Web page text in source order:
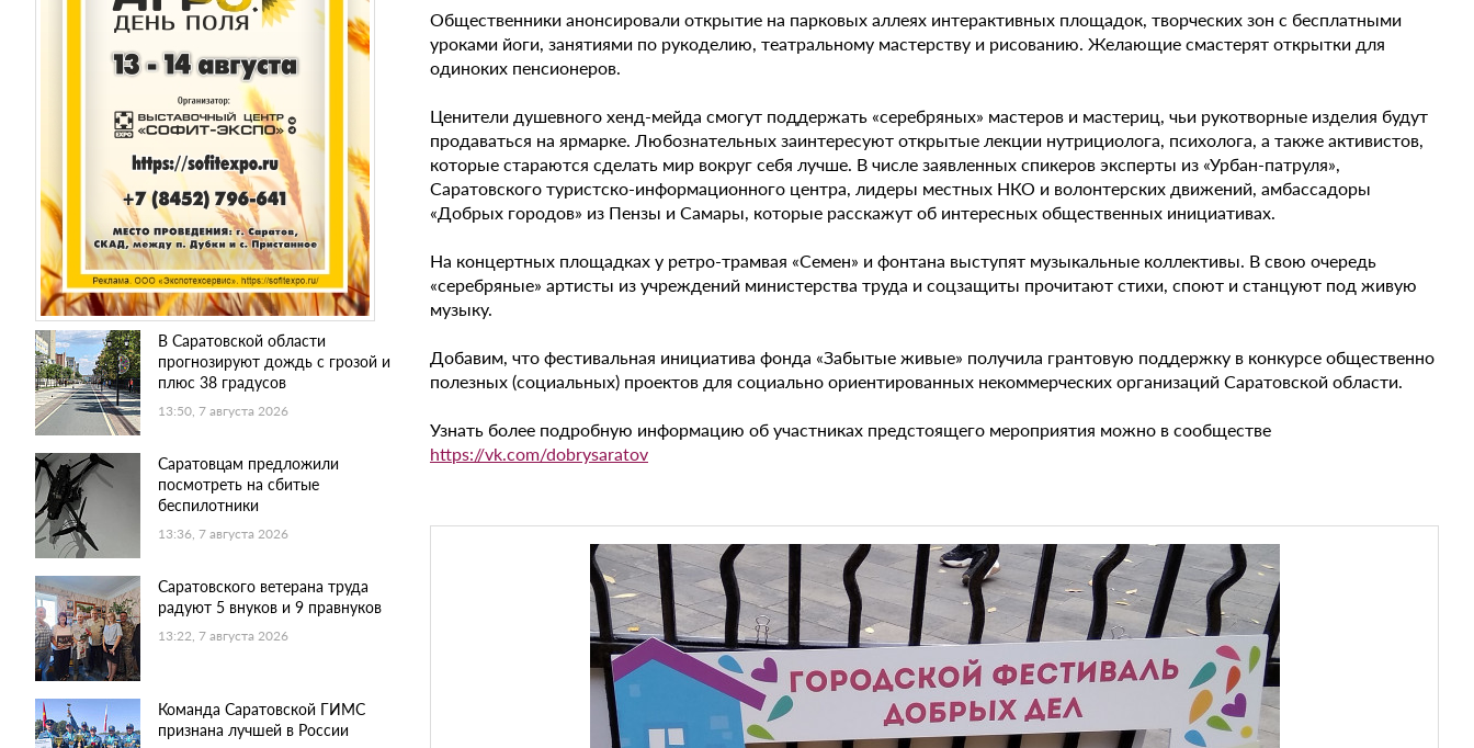
В Саратовской области
прогнозируют дождь с грозой и
плюс 38 градусов
13:50, 7 августа 2026
Саратовцам предложили
посмотреть на сбитые
беспилотники
13:36, 7 августа 2026
Саратовского ветерана труда
радуют 5 внуков и 9 правнуков
13:22, 7 августа 2026
Команда Саратовской ГИМС
признана лучшей в России
Общественники анонсировали открытие на парковых аллеях интерактивных площадок, творческих зон с бесплатными
уроками йоги, занятиями по рукоделию, театральному мастерству и рисованию. Желающие смастерят открытки для
одиноких пенсионеров.
Ценители душевного хенд-мейда смогут поддержать «серебряных» мастеров и мастериц, чьи рукотворные изделия будут
продаваться на ярмарке. Любознательных заинтересуют открытые лекции нутрициолога, психолога, а также активистов,
которые стараются сделать мир вокруг себя лучше. В числе заявленных спикеров эксперты из «Урбан-патруля»,
Саратовского туристско-информационного центра, лидеры местных НКО и волонтерских движений, амбассадоры
«Добрых городов» из Пензы и Самары, которые расскажут об интересных общественных инициативах.
На концертных площадках у ретро-трамвая «Семен» и фонтана выступят музыкальные коллективы. В свою очередь
«серебряные» артисты из учреждений министерства труда и соцзащиты прочитают стихи, споют и станцуют под живую
музыку.
Добавим, что фестивальная инициатива фонда «Забытые живые» получила грантовую поддержку в конкурсе общественно
полезных (социальных) проектов для социально ориентированных некоммерческих организаций Саратовской области.
Узнать более подробную информацию об участниках предстоящего мероприятия можно в сообществе
https://vk.com/dobrysaratov